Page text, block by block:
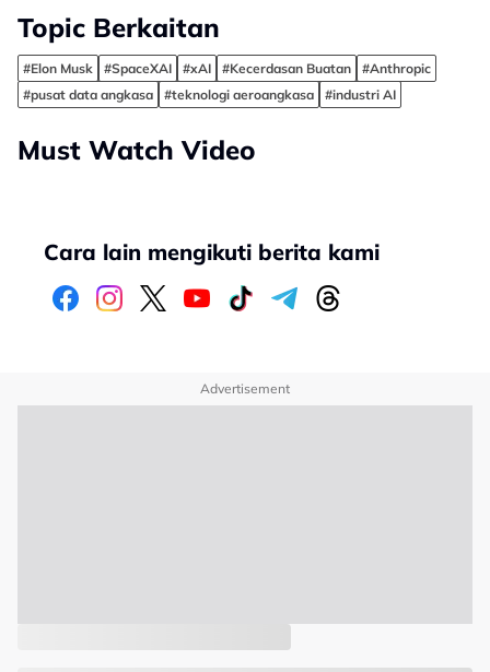
Topic Berkaitan
#Elon Musk #SpaceXAI #xAI #Kecerdasan Buatan
#Anthropic
#pusat data angkasa
#teknologi aeroangkasa #industri AI
Must Watch Video
Cara lain mengikuti berita kami
Advertisement